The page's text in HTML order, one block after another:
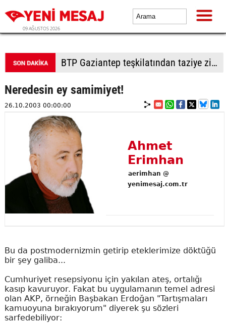
09 AĞUSTOS 2026
BTP Gaziantep teşkilatından taziye ziyareti: Cevizli köyü halkıyla buluşma
Neredesin ey samimiyet!
26.10.2003 00:00:00
Ahmet
Erimhan
aerimhan @
yenimesaj.com.tr
Bu da postmodernizmin getirip eteklerimize döktüğü
bir şey galiba...
Cumhuriyet resepsiyonu için yakılan ateş, ortalığı
kasıp kavuruyor. Fakat bu uygulamanın temel adresi
olan AKP, örneğin Başbakan Erdoğan "Tartışmaları
kamuoyuna bırakıyorum" diyerek şu sözleri
sarfedebiliyor: